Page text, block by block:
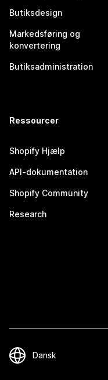
Butiksdesign
Markedsføring og
konvertering
Butiksadministration
Ressourcer
Shopify Hjælp
API-dokumentation
Shopify Community
Research